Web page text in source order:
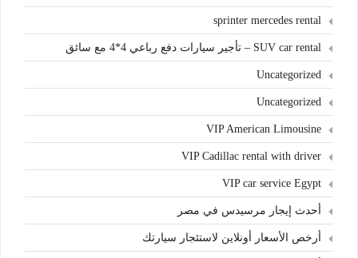
sprinter mercedes rental
SUV car rental – تأجير سيارات دفع رباعي 4*4 مع سائق
Uncategorized
Uncategorized
VIP American Limousine
VIP Cadillac rental with driver
VIP car service Egypt
أحدث إيجار مرسيدس في مصر
أرخص الأسعار أونلاين لاستئجار سيارتك